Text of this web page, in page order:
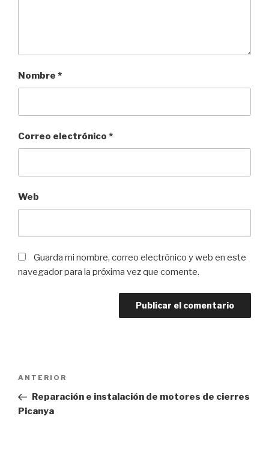
Nombre *
Correo electrónico *
Web
Guarda mi nombre, correo electrónico y web en este
navegador para la próxima vez que comente.
entradas
Entrada
anterior:
ANTERIOR
Reparación e instalación de motores de cierres
Picanya